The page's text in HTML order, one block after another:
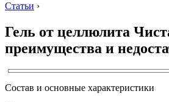
Статьи ›
Гель от целлюлита
преимущества и
Состав и основные характеристики